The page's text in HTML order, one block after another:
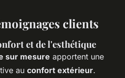
clients
et de l'esthétique
sur mesure apportent une
au confort extérieur.